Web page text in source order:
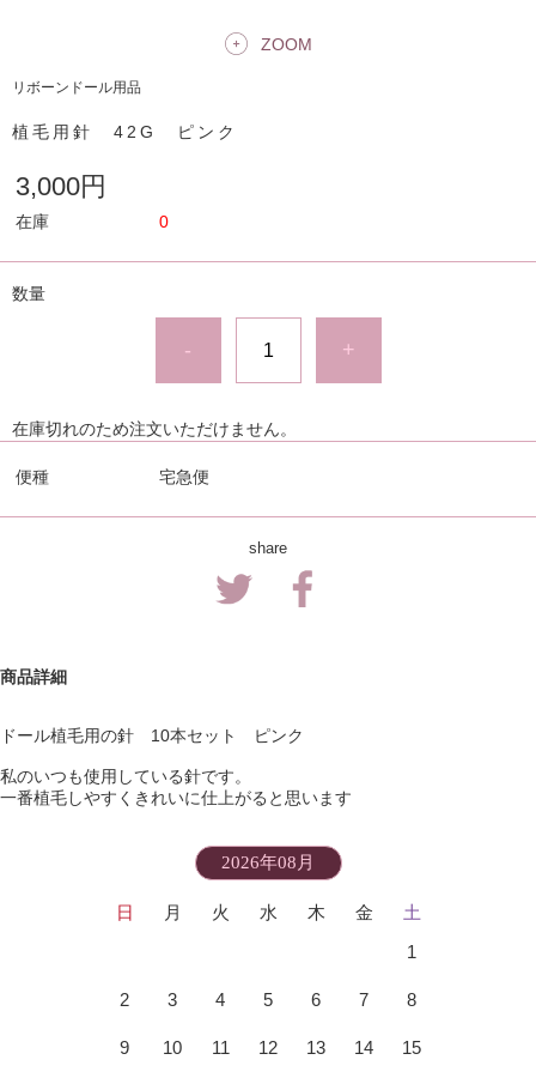
ZOOM
リボーンドール用品
植毛用針 42G ピンク
3,000円
在庫 0
数量
- +
在庫切れのため注文いただけません。
便種 宅急便
share
商品詳細
ドール植毛用の針 10本セット ピンク
私のいつも使用している針です。
一番植毛しやすくきれいに仕上がると思います
2026年08月
日 月 火 水 木 金
土
1
2 3 4 5 6 7 8
9 10 11 12 13 14 15